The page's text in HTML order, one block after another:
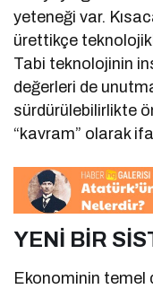
yeteneği var.
ürettikçe
Tabi teknolojinin
değerleri de
sürdürülebilirlikte
“kavram” olarak
YENİ BİR
Ekonominin temel